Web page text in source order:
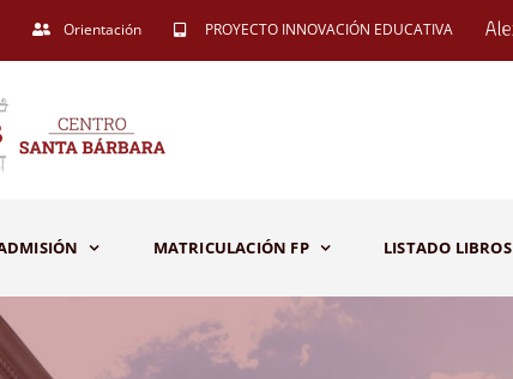
Orientación PROYECTO INNOVACIÓN EDUCATIVA
MATRICULACIÓN FP LISTADO LIBROS